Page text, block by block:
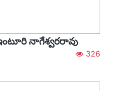
నాగేశ్వరరావు
326